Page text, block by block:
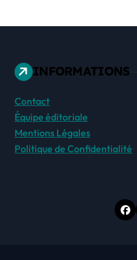
INFORMATIONS
Contact
Équipe éditoriale
Mentions Légales
Politique de Confidentialité